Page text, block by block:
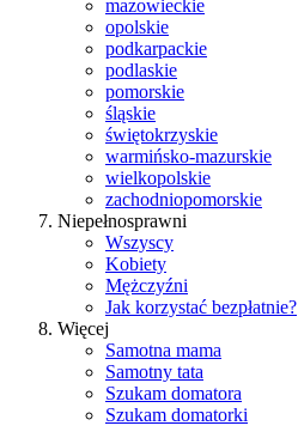
mazowieckie
opolskie
podkarpackie
podlaskie
pomorskie
śląskie
świętokrzyskie
warmińsko-mazurskie
wielkopolskie
zachodniopomorskie
Niepełnosprawni
Wszyscy
Kobiety
Mężczyźni
Jak korzystać bezpłatnie?
Więcej
Samotna mama
Samotny tata
Szukam domatora
Szukam domatorki